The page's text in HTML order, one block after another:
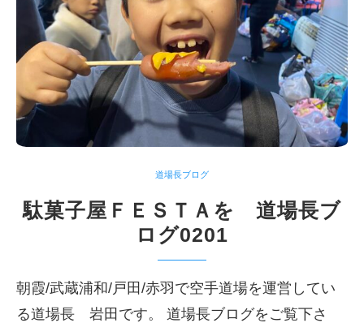
道場長ブログ
駄菓子屋ＦＥＳＴＡを 道場長ブ
ログ0201
朝霞/武蔵浦和/戸田/赤羽で空手道場を運営してい
る道場長 岩田です。 道場長ブログをご覧下さ